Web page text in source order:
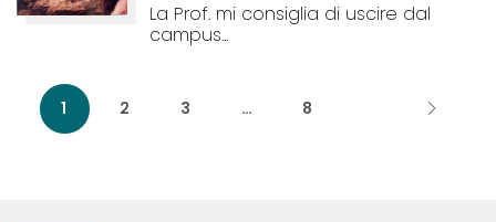
La Prof. mi consiglia di uscire dal
campus...
1 2 3 … 8